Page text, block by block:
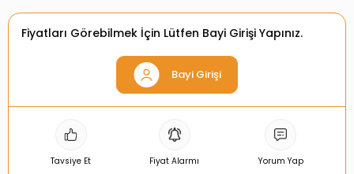
Fiyatları Görebilmek İçin Lütfen Bayi Girişi Yapınız.
Bayi Girişi
Tavsiye Et Fiyat Alarmı Yorum Yap